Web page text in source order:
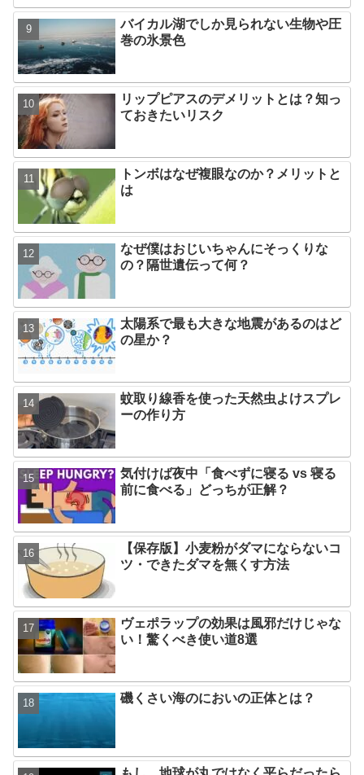
バイカル湖でしか見られない生物や圧
巻の氷景色
リップピアスのデメリットとは？知っ
ておきたいリスク
トンボはなぜ複眼なのか？メリットと
は
なぜ僕はおじいちゃんにそっくりな
の？隔世遺伝って何？
太陽系で最も大きな地震があるのはど
の星か？
蚊取り線香を使った天然虫よけスプレ
ーの作り方
気付けば夜中「食べずに寝る vs 寝る
前に食べる」どっちが正解？
【保存版】小麦粉がダマにならないコ
ツ・できたダマを無くす方法
ヴェポラップの効果は風邪だけじゃな
い！驚くべき使い道8選
磯くさい海のにおいの正体とは？